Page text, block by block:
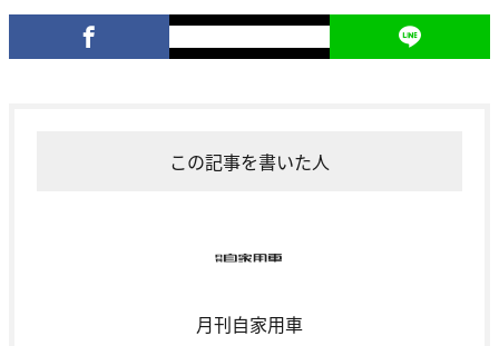
この記事を書いた人
月刊自家用車